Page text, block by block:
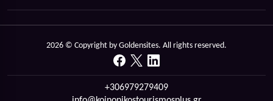
2026 © Copyright by Goldensites. All rights reserved.
+306979279409